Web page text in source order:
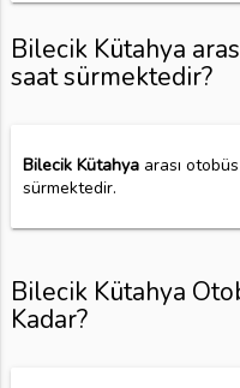
Bilecik Kütahya
saat sürmektedir?
Bilecik Kütahyaarası
sürmektedir.
Bilecik Kütahya
Kadar?